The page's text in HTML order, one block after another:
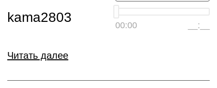
00:00 __:__
kama2803
Читать далее